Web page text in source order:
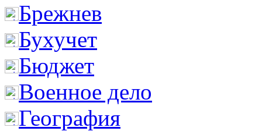
Брежнев
Бухучет
Бюджет
Военное дело
География